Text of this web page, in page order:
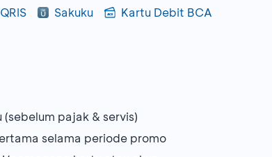
QRIS Sakuku Kartu Debit BCA
(sebelum pajak & servis)
selama periode promo